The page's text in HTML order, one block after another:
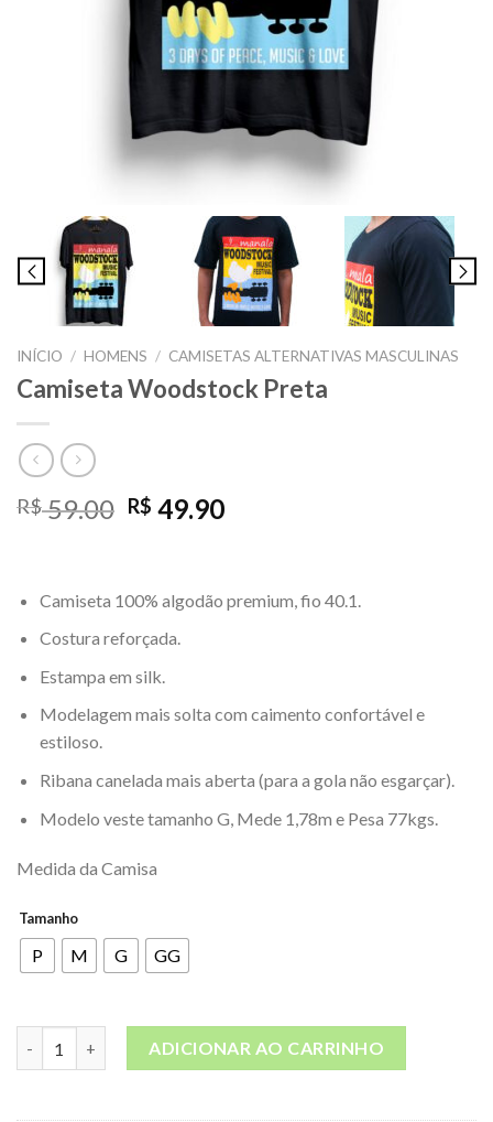
INÍCIO / HOMENS / CAMISETAS ALTERNATIVAS MASCULINAS
Camiseta Woodstock Preta
R$59.00 O
R$ 59.00.
R$ 49.90O
R$ 49.90.
Camiseta 100% algodão premium, fio 40.1.
Costura reforçada.
Estampa em silk.
Modelagem mais solta com caimento confortável e
estiloso.
Ribana canelada mais aberta (para a gola não esgarçar).
Modelo veste tamanho G, Mede 1,78m e Pesa 77kgs.
Medida da Camisa
Tamanho
P M G GG
ADICIONAR AO CARRINHO